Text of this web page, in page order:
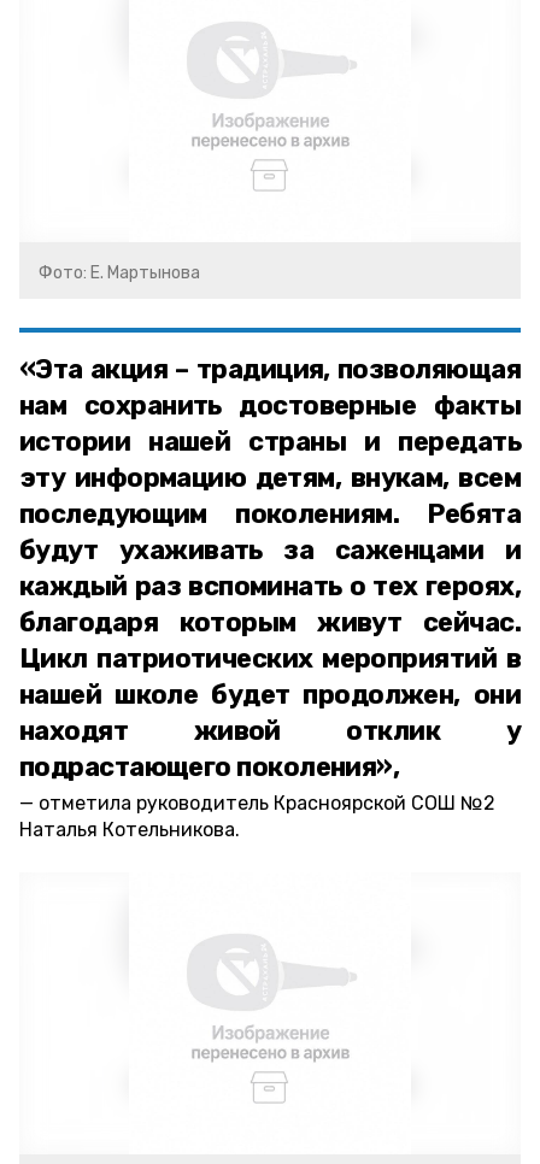
Фото: Е. Мартынова
«Эта акция – традиция, позволяющая
нам сохранить достоверные факты
истории нашей страны и передать
эту информацию детям, внукам, всем
последующим поколениям. Ребята
будут ухаживать за саженцами и
каждый раз вспоминать о тех героях,
благодаря которым живут сейчас.
Цикл патриотических мероприятий в
нашей школе будет продолжен, они
находят живой отклик у
подрастающего поколения»,
отметила руководитель Красноярской СОШ №2
Наталья Котельникова.